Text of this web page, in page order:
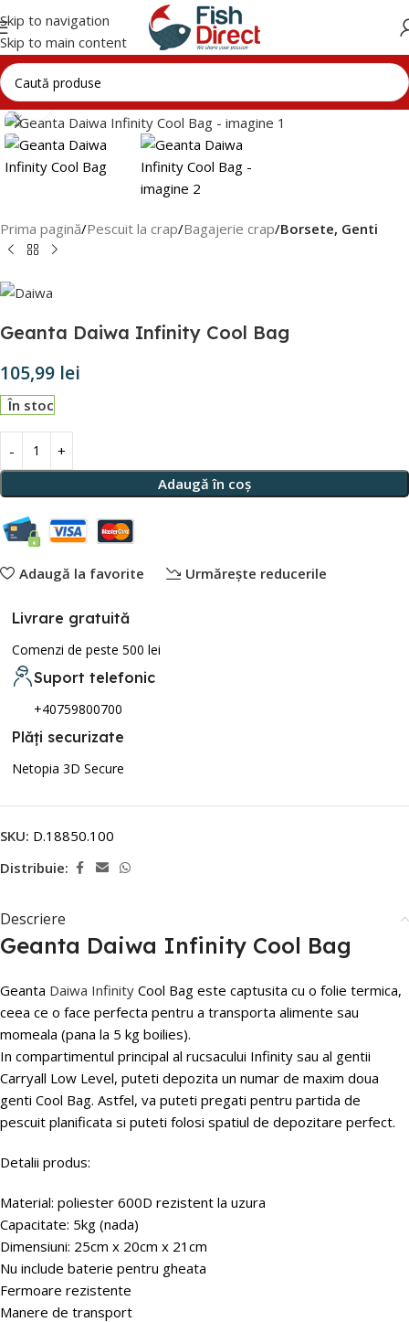
Skip to navigation
Skip to main content
Click to enlarge
Prima pagină Pescuit la crap Bagajerie crap Borsete, Genti
Geanta Daiwa Infinity Cool Bag
105,99 lei
În stoc
Adaugă în coș
Adaugă la favorite Urmărește reducerile
Livrare gratuită
Comenzi de peste 500 lei
Suport telefonic
+40759800700
Plăți securizate
Netopia 3D Secure
SKU: D.18850.100
Distribuie:
Descriere
Geanta Daiwa Infinity Cool Bag
Geanta Daiwa Infinity Cool Bag este captusita cu o folie termica,
ceea ce o face perfecta pentru a transporta alimente sau
momeala (pana la 5 kg boilies).
In compartimentul principal al rucsacului Infinity sau al gentii
Carryall Low Level, puteti depozita un numar de maxim doua
genti Cool Bag. Astfel, va puteti pregati pentru partida de
pescuit planificata si puteti folosi spatiul de depozitare perfect.
Detalii produs:
Material: poliester 600D rezistent la uzura
Capacitate: 5kg (nada)
Dimensiuni: 25cm x 20cm x 21cm
Nu include baterie pentru gheata
Fermoare rezistente
Manere de transport